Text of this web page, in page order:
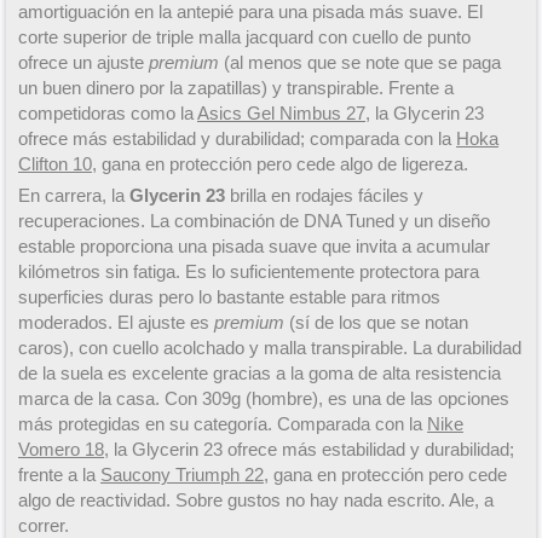
amortiguación en la antepié para una pisada más suave. El
corte superior de triple malla jacquard con cuello de punto
ofrece un ajuste premium (al menos que se note que se paga
un buen dinero por la zapatillas) y transpirable. Frente a
competidoras como laAsics Gel Nimbus 27, la Glycerin 23
ofrece más estabilidad y durabilidad; comparada con la Hoka
Clifton 10, gana en protección pero cede algo de ligereza.
En carrera, la Glycerin 23 brilla en rodajes fáciles y
recuperaciones. La combinación de DNA Tuned y un diseño
estable proporciona una pisada suave que invita a acumular
kilómetros sin fatiga. Es lo suficientemente protectora para
superficies duras pero lo bastante estable para ritmos
moderados. El ajuste es premium (sí de los que se notan
caros), con cuello acolchado y malla transpirable. La durabilidad
de la suela es excelente gracias a la goma de alta resistencia
marca de la casa. Con 309g (hombre), es una de las opciones
más protegidas en su categoría. Comparada con la Nike
Vomero 18, la Glycerin 23 ofrece más estabilidad y durabilidad;
frente a la Saucony Triumph 22, gana en protección pero cede
algo de reactividad. Sobre gustos no hay nada escrito. Ale, a
correr.